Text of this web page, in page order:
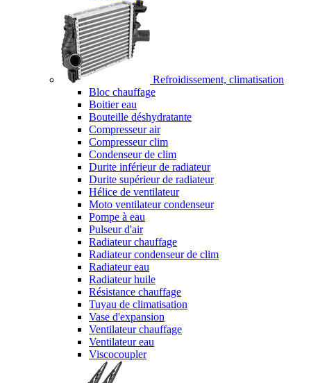
Refroidissement, climatisation
Bloc chauffage
Boitier eau
Bouteille déshydratante
Compresseur air
Compresseur clim
Condenseur de clim
Durite inférieur de radiateur
Durite supérieur de radiateur
Hélice de ventilateur
Moto ventilateur condenseur
Pompe à eau
Pulseur d'air
Radiateur chauffage
Radiateur condenseur de clim
Radiateur eau
Radiateur huile
Résistance chauffage
Tuyau de climatisation
Vase d'expansion
Ventilateur chauffage
Ventilateur eau
Viscocoupler